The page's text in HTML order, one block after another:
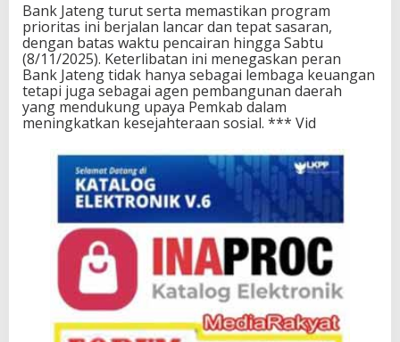
Bank Jateng turut serta memastikan program
prioritas ini berjalan lancar dan tepat sasaran,
dengan batas waktu pencairan hingga Sabtu
(8/11/2025). Keterlibatan ini menegaskan peran
Bank Jateng tidak hanya sebagai lembaga keuangan
tetapi juga sebagai agen pembangunan daerah
yang mendukung upaya Pemkab dalam
meningkatkan kesejahteraan sosial. *** Vid